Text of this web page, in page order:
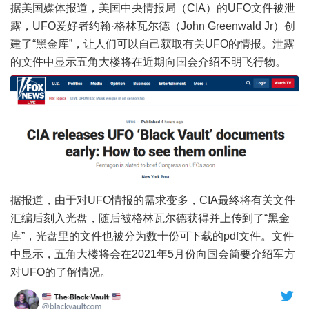
据美国媒体报道，美国中央情报局（CIA）的UFO文件被泄
露，UFO爱好者约翰·格林瓦尔德（John Greenwald Jr）创
建了“黑金库”，让人们可以自己获取有关UFO的情报。泄露
的文件中显示五角大楼将在近期向国会介绍不明飞行物。
据报道，由于对UFO情报的需求变多，CIA最终将有关文件
汇编后刻入光盘，随后被格林瓦尔德获得并上传到了“黑金
库”，光盘里的文件也被分为数十份可下载的pdf文件。文件
中显示，五角大楼将会在2021年5月份向国会简要介绍军方
对UFO的了解情况。